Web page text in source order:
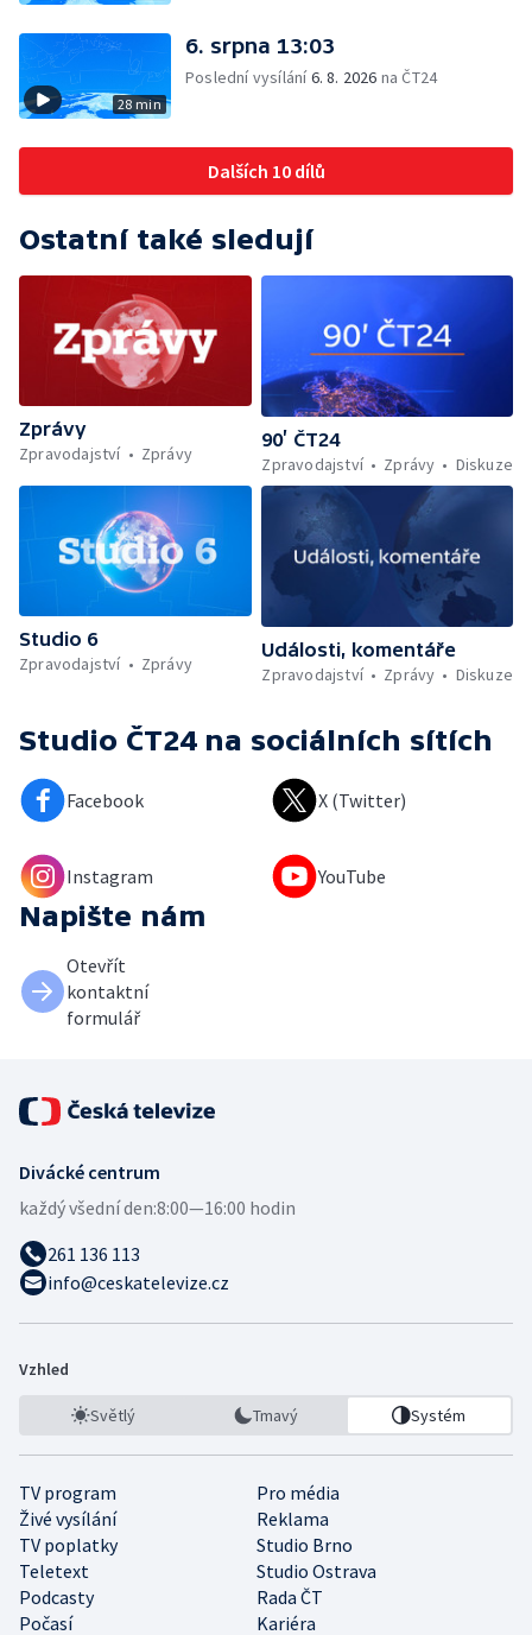
28 min
6. srpna 13:03
Poslední vysílání6. 8. 2026 na ČT24
Dalších 10 dílů
Ostatní také sledují
Zprávy
Zpravodajství
Zprávy
90’ ČT24
Zpravodajství
Zprávy Diskuze
Studio 6
Zpravodajství
Zprávy
Události, komentáře
Zpravodajství
Zprávy Diskuze
Studio ČT24 na sociálních sítích
Facebook X (Twitter)
Instagram YouTube
Napište nám
Otevřít
kontaktní
formulář
Divácké centrum
každý všední den:8:00—16:00 hodin
261 136 113
info@ceskatelevize.cz
Vzhled
Světlý Tmavý Systém
TV program
Pro média
Živé vysílání
Reklama
TV poplatky
Studio Brno
Teletext
Studio Ostrava
Podcasty
Rada ČT
Počasí
Kariéra